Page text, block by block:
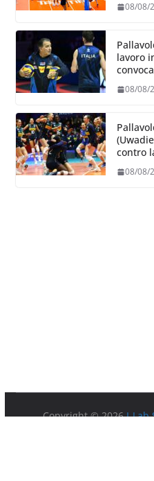
dove
08/08/
lavoro
08/08/
contro
08/08/
Copyright © 2026I-Lab